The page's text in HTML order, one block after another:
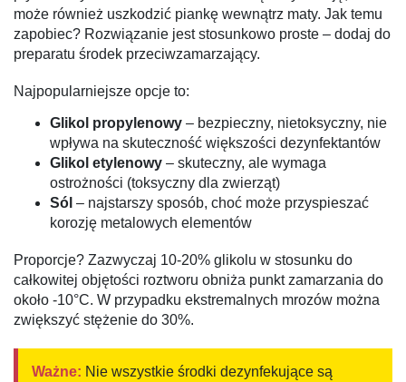
może również uszkodzić piankę wewnątrz maty. Jak temu
zapobiec? Rozwiązanie jest stosunkowo proste – dodaj do
preparatu środek przeciwzamarzający.
Najpopularniejsze opcje to:
Glikol propylenowy – bezpieczny, nietoksyczny, nie
wpływa na skuteczność większości dezynfektantów
Glikol etylenowy – skuteczny, ale wymaga
ostrożności (toksyczny dla zwierząt)
Sól – najstarszy sposób, choć może przyspieszać
korozję metalowych elementów
Proporcje? Zazwyczaj 10-20% glikolu w stosunku do
całkowitej objętości roztworu obniża punkt zamarzania do
około -10°C. W przypadku ekstremalnych mrozów można
zwiększyć stężenie do 30%.
Ważne: Nie wszystkie środki dezynfekujące są